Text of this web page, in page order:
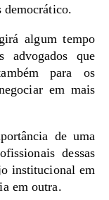
algum tempo
advogados que
para os
em mais
de uma
dessas
institucional em
em outra.